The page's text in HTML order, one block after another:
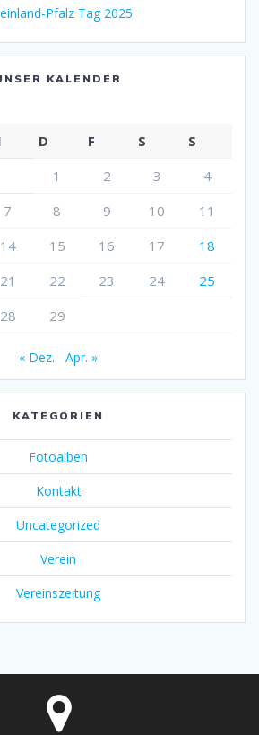
Pfalz Tag 2025
KALENDER
D F S
S
1
2 3
4
7 8 9 10
11
14 15 16 17
18
21 22 23 24
25
28 29
« Dez. Apr. »
KATEGORIEN
Fotoalben
Kontakt
Uncategorized
Verein
Vereinszeitung